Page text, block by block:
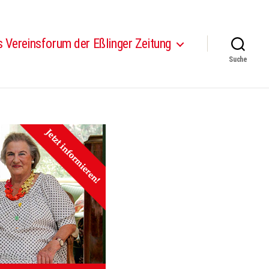
Vereinsforum der Eßlinger Zeitung
Suche